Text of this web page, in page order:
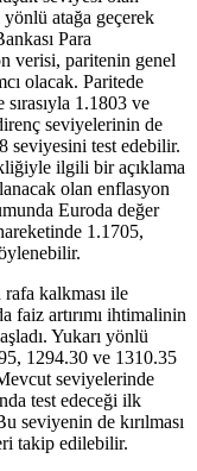
atağa geçerek
Para
verisi, paritenin genel
olacak. Paritede
1.1803 ve
seviyelerinin de
seviyesini test edebilir.
ilgili bir açıklama
olan enflasyon
Euroda değer
1.1705,
kalkması ile
faiz artırımı ihtimalinin
Yukarı yönlü
1294.30 ve 1310.35
seviyelerinde
test edeceği ilk
seviyenin de kırılması
takip edilebilir.